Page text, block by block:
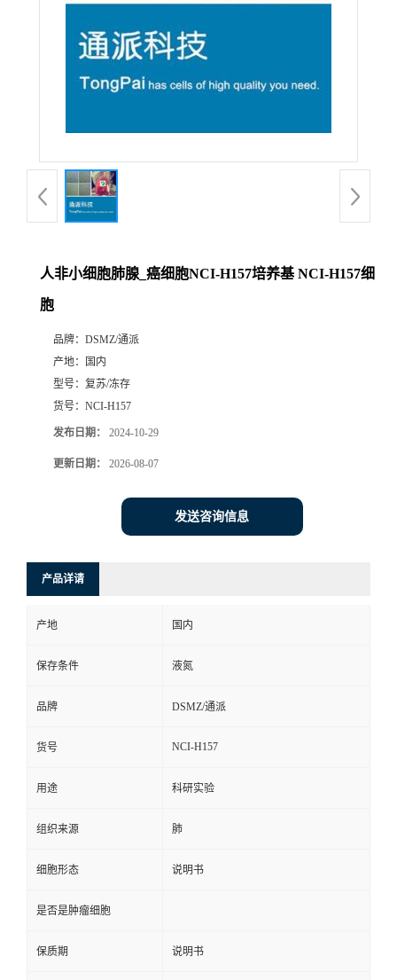
人非小细胞肺腺_癌细胞NCI-H157培养基 NCI-H157细
胞
品牌： DSMZ/通派
产地：
国内
型号： 复苏/冻存
货号： NCI-H157
发布日期： 2024-10-29
更新日期： 2026-08-07
发送咨询信息
产品详请
产地 国内
保存条件 液氮
品牌 DSMZ/通派
货号 NCI-H157
用途 科研实验
组织来源 肺
细胞形态 说明书
是否是肿瘤细胞
保质期 说明书